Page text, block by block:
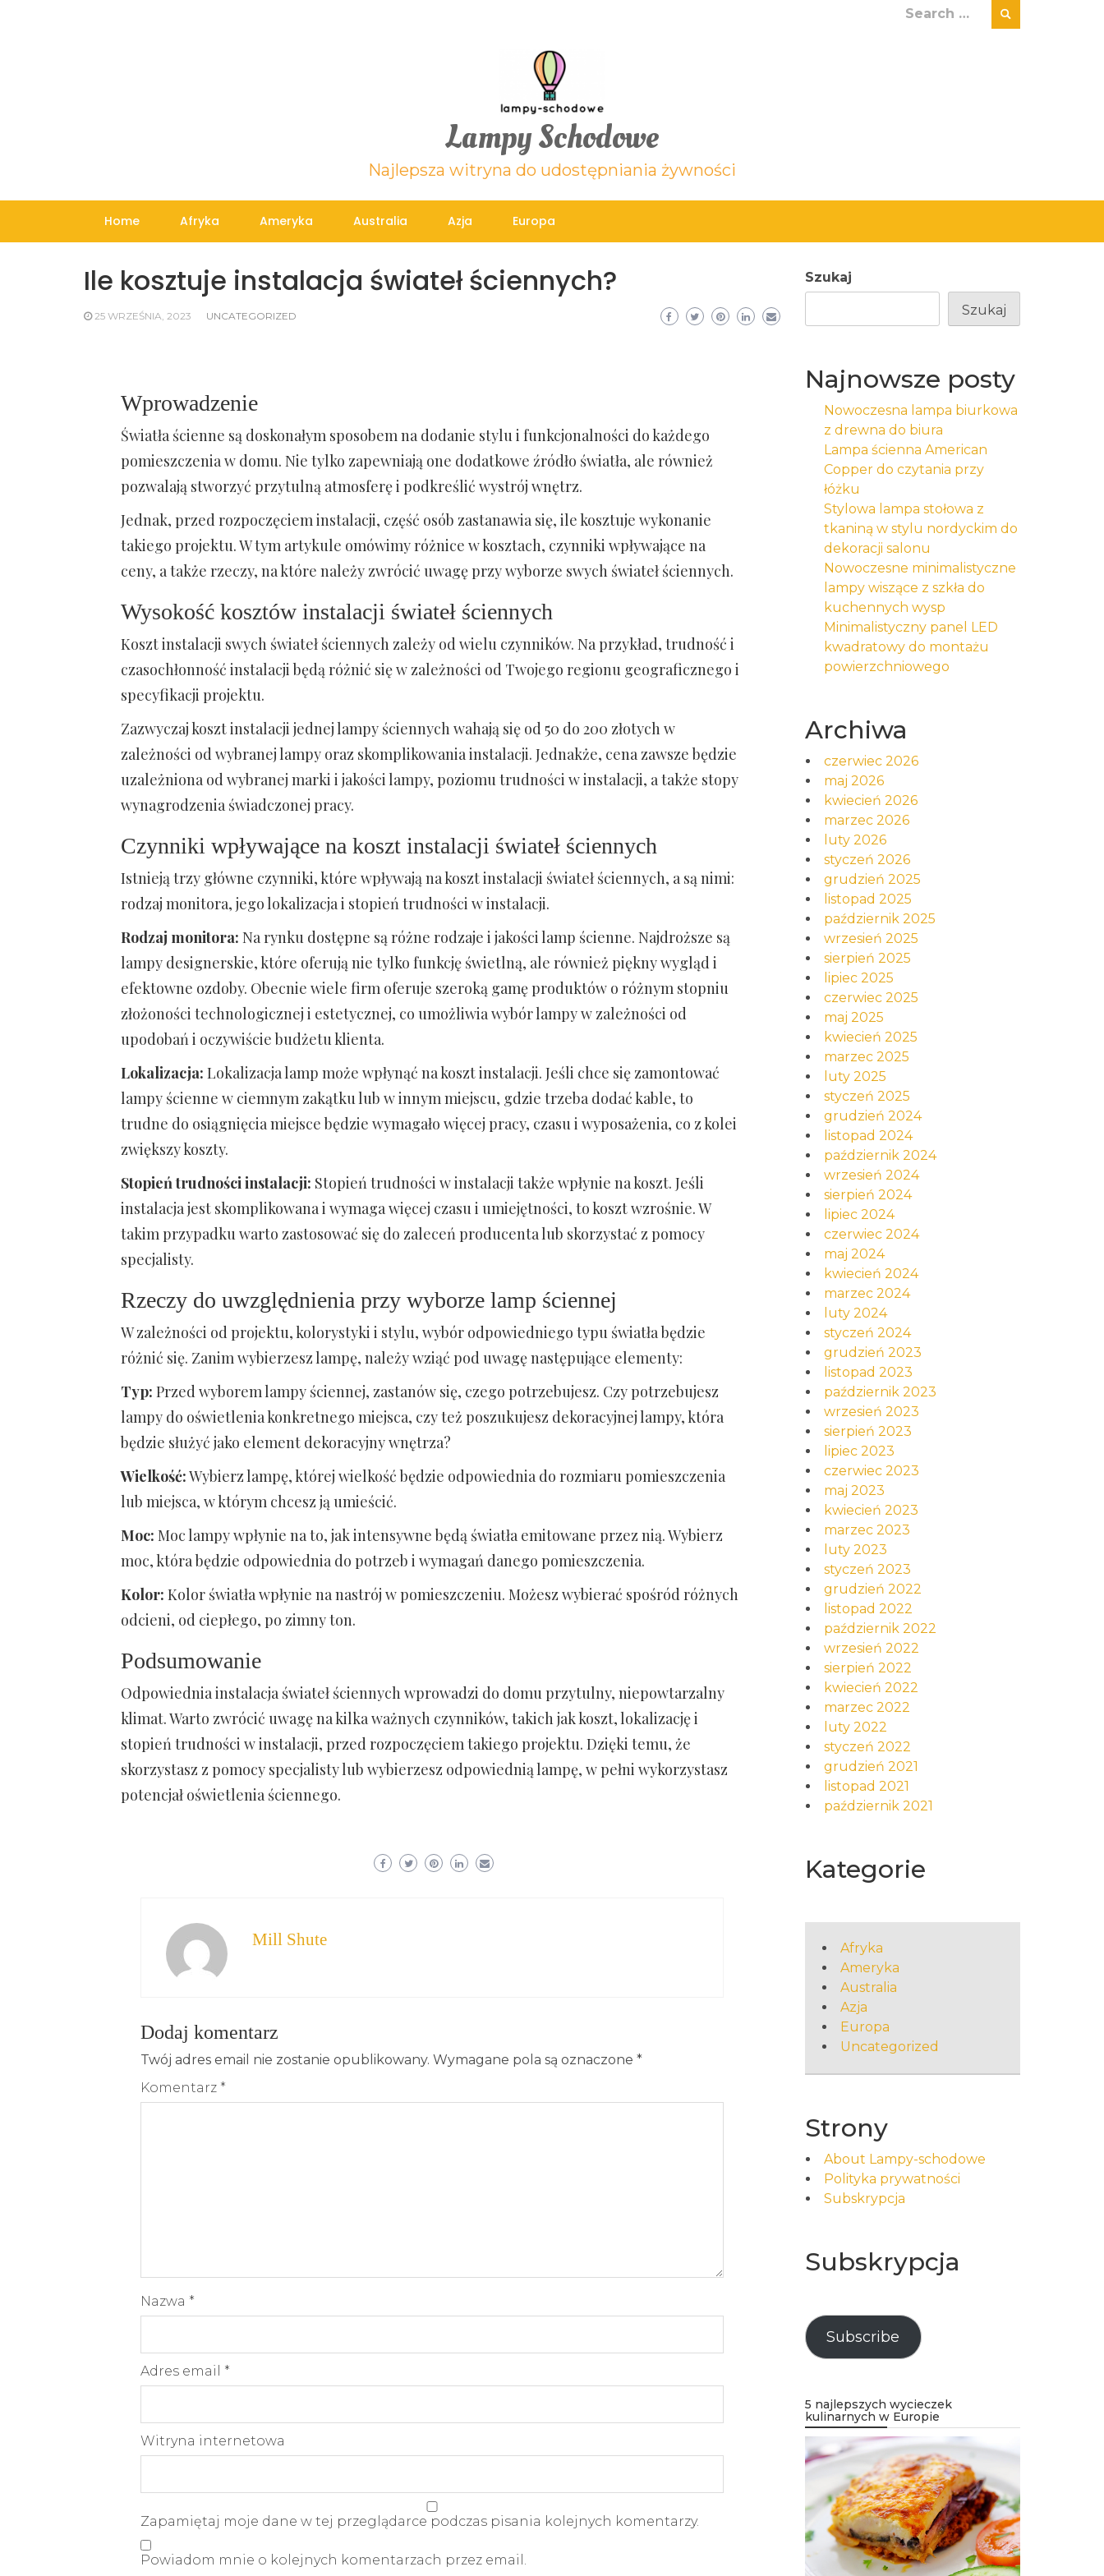
Search
Lampy Schodowe
Najlepsza witryna do udostępniania żywności
Home Afryka Ameryka Australia Azja Europa
Ile kosztuje instalacja świateł ściennych?
25 WRZEŚNIA, 2023 UNCATEGORIZED
Wprowadzenie
Światła ścienne są doskonałym sposobem na dodanie stylu i funkcjonalności do każdego
pomieszczenia w domu. Nie tylko zapewniają one dodatkowe źródło światła, ale również
pozwalają stworzyć przytulną atmosferę i podkreślić wystrój wnętrz.
Jednak, przed rozpoczęciem instalacji, część osób zastanawia się, ile kosztuje wykonanie
takiego projektu. W tym artykule omówimy różnice w kosztach, czynniki wpływające na
ceny, a także rzeczy, na które należy zwrócić uwagę przy wyborze swych świateł ściennych.
Wysokość kosztów instalacji świateł ściennych
Koszt instalacji swych świateł ściennych zależy od wielu czynników. Na przykład, trudność i
czasochłonność instalacji będą różnić się w zależności od Twojego regionu geograficznego i
specyfikacji projektu.
Zazwyczaj koszt instalacji jednej lampy ściennych wahają się od 50 do 200 złotych w
zależności od wybranej lampy oraz skomplikowania instalacji. Jednakże, cena zawsze będzie
uzależniona od wybranej marki i jakości lampy, poziomu trudności w instalacji, a także stopy
wynagrodzenia świadczonej pracy.
Czynniki wpływające na koszt instalacji świateł ściennych
Istnieją trzy główne czynniki, które wpływają na koszt instalacji świateł ściennych, a są nimi:
rodzaj monitora, jego lokalizacja i stopień trudności w instalacji.
Rodzaj monitora: Na rynku dostępne są różne rodzaje i jakości lamp ścienne. Najdroższe są
lampy designerskie, które oferują nie tylko funkcję świetlną, ale również piękny wygląd i
efektowne ozdoby. Obecnie wiele firm oferuje szeroką gamę produktów o różnym stopniu
złożoności technologicznej i estetycznej, co umożliwia wybór lampy w zależności od
upodobań i oczywiście budżetu klienta.
Lokalizacja: Lokalizacja lamp może wpłynąć na koszt instalacji. Jeśli chce się zamontować
lampy ścienne w ciemnym zakątku lub w innym miejscu, gdzie trzeba dodać kable, to
trudne do osiągnięcia miejsce będzie wymagało więcej pracy, czasu i wyposażenia, co z kolei
zwiększy koszty.
Stopień trudności instalacji: Stopień trudności w instalacji także wpłynie na koszt. Jeśli
instalacja jest skomplikowana i wymaga więcej czasu i umiejętności, to koszt wzrośnie. W
takim przypadku warto zastosować się do zaleceń producenta lub skorzystać z pomocy
specjalisty.
Rzeczy do uwzględnienia przy wyborze lamp ściennej
W zależności od projektu, kolorystyki i stylu, wybór odpowiedniego typu światła będzie
różnić się. Zanim wybierzesz lampę, należy wziąć pod uwagę następujące elementy:
Typ: Przed wyborem lampy ściennej, zastanów się, czego potrzebujesz. Czy potrzebujesz
lampy do oświetlenia konkretnego miejsca, czy też poszukujesz dekoracyjnej lampy, która
będzie służyć jako element dekoracyjny wnętrza?
Wielkość:Wybierz lampę, której wielkość będzie odpowiednia do rozmiaru pomieszczenia
lub miejsca, w którym chcesz ją umieścić.
Moc: Moc lampy wpłynie na to, jak intensywne będą światła emitowane przez nią. Wybierz
moc, która będzie odpowiednia do potrzeb i wymagań danego pomieszczenia.
Kolor: Kolor światła wpłynie na nastrój w pomieszczeniu. Możesz wybierać spośród różnych
odcieni, od ciepłego, po zimny ton.
Podsumowanie
Odpowiednia instalacja świateł ściennych wprowadzi do domu przytulny, niepowtarzalny
klimat. Warto zwrócić uwagę na kilka ważnych czynników, takich jak koszt, lokalizację i
stopień trudności w instalacji, przed rozpoczęciem takiego projektu. Dzięki temu, że
skorzystasz z pomocy specjalisty lub wybierzesz odpowiednią lampę, w pełni wykorzystasz
potencjał oświetlenia ściennego.
Mill Shute
Dodaj komentarz
Twój adres email nie zostanie opublikowany. Wymagane pola są oznaczone *
Komentarz *
Nazwa *
Adres email *
Witryna internetowa
Zapamiętaj moje dane w tej przeglądarce podczas pisania kolejnych komentarzy.
Powiadom mnie o kolejnych komentarzach przez email.
Szukaj
Szukaj
Najnowsze posty
Nowoczesna lampa biurkowa
z drewna do biura
Lampa ścienna American
Copper do czytania przy
łóżku
Stylowa lampa stołowa z
tkaniną w stylu nordyckim do
dekoracji salonu
Nowoczesne minimalistyczne
lampy wiszące z szkła do
kuchennych wysp
Minimalistyczny panel LED
kwadratowy do montażu
powierzchniowego
Archiwa
czerwiec 2026
maj 2026
kwiecień 2026
marzec 2026
luty 2026
styczeń 2026
grudzień 2025
listopad 2025
październik 2025
wrzesień 2025
sierpień 2025
lipiec 2025
czerwiec 2025
maj 2025
kwiecień 2025
marzec 2025
luty 2025
styczeń 2025
grudzień 2024
listopad 2024
październik 2024
wrzesień 2024
sierpień 2024
lipiec 2024
czerwiec 2024
maj 2024
kwiecień 2024
marzec 2024
luty 2024
styczeń 2024
grudzień 2023
listopad 2023
październik 2023
wrzesień 2023
sierpień 2023
lipiec 2023
czerwiec 2023
maj 2023
kwiecień 2023
marzec 2023
luty 2023
styczeń 2023
grudzień 2022
listopad 2022
październik 2022
wrzesień 2022
sierpień 2022
kwiecień 2022
marzec 2022
luty 2022
styczeń 2022
grudzień 2021
listopad 2021
październik 2021
Kategorie
Afryka
Ameryka
Australia
Azja
Europa
Uncategorized
Strony
About Lampy-schodowe
Polityka prywatności
Subskrypcja
Subskrypcja
Subscribe
5 najlepszych wycieczek
kulinarnych w Europie